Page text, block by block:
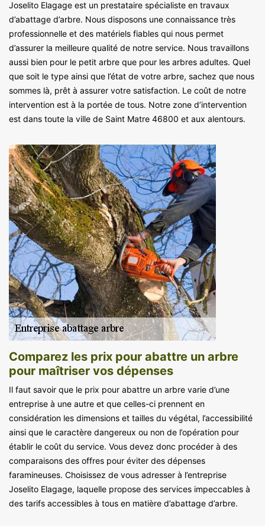
Joselito Elagage est un prestataire spécialiste en travaux
d’abattage d’arbre. Nous disposons une connaissance très
professionnelle et des matériels fiables qui nous permet
d’assurer la meilleure qualité de notre service. Nous travaillons
aussi bien pour le petit arbre que pour les arbres adultes. Quel
que soit le type ainsi que l’état de votre arbre, sachez que nous
sommes là, prêt à assurer votre satisfaction. Le coût de notre
intervention est à la portée de tous. Notre zone d’intervention
est dans toute la ville de Saint Matre 46800 et aux alentours.
Comparez les prix pour abattre un arbre
pour maîtriser vos dépenses
Il faut savoir que le prix pour abattre un arbre varie d’une
entreprise à une autre et que celles-ci prennent en
considération les dimensions et tailles du végétal, l’accessibilité
ainsi que le caractère dangereux ou non de l’opération pour
établir le coût du service. Vous devez donc procéder à des
comparaisons des offres pour éviter des dépenses
faramineuses. Choisissez de vous adresser à l’entreprise
Joselito Elagage, laquelle propose des services impeccables à
des tarifs accessibles à tous en matière d’abattage d’arbre.